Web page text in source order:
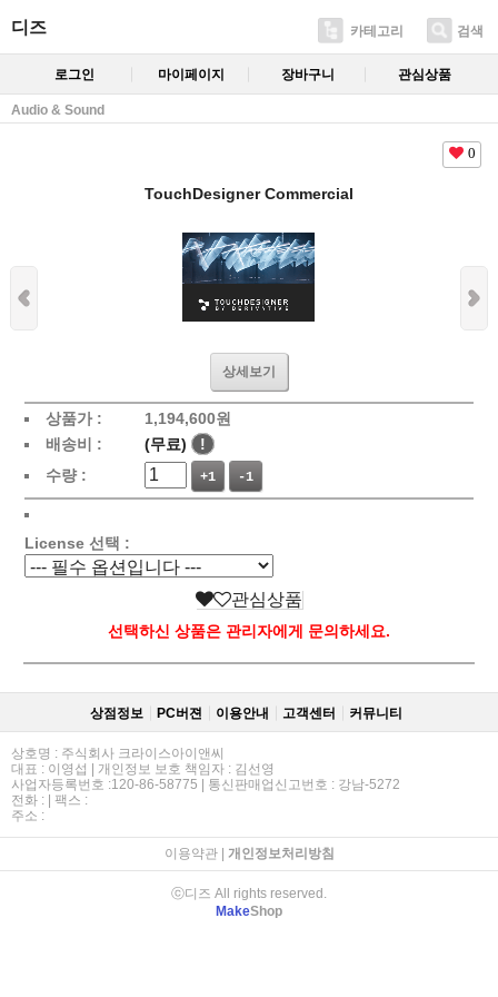
디즈 카테고리 검색
로그인 마이페이지 장바구니 관심상품
Audio & Sound
0
TouchDesigner Commercial
상세보기
상품가 :
1,194,600원
배송비 :
(무료)
!
수량 :
+1 -1
License 선택 :
관심상품
선택하신 상품은 관리자에게 문의하세요.
상점정보 PC버젼 이용안내 고객센터 커뮤니티
상호명 : 주식회사 크라이스아이앤씨
대표 : 이영섭 | 개인정보 보호 책임자 : 김선영
사업자등록번호 :120-86-58775 | 통신판매업신고번호 : 강남-5272
전화 : | 팩스 :
주소 :
이용약관| 개인정보처리방침
ⓒ디즈 All rights reserved.
MakeShop